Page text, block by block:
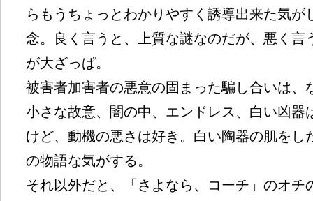
らもうちょっとわかりやすく誘導出来た気が
念。良く言うと、上質な謎なのだが、悪く言
が大ざっぱ。
被害者加害者の悪意の固まった騙し合いは、
小さな故意、闇の中、エンドレス、白い凶器
けど、動機の悪さは好き。白い陶器の肌をし
の物語な気がする。
それ以外だと、「さよなら、コーチ」のオチ